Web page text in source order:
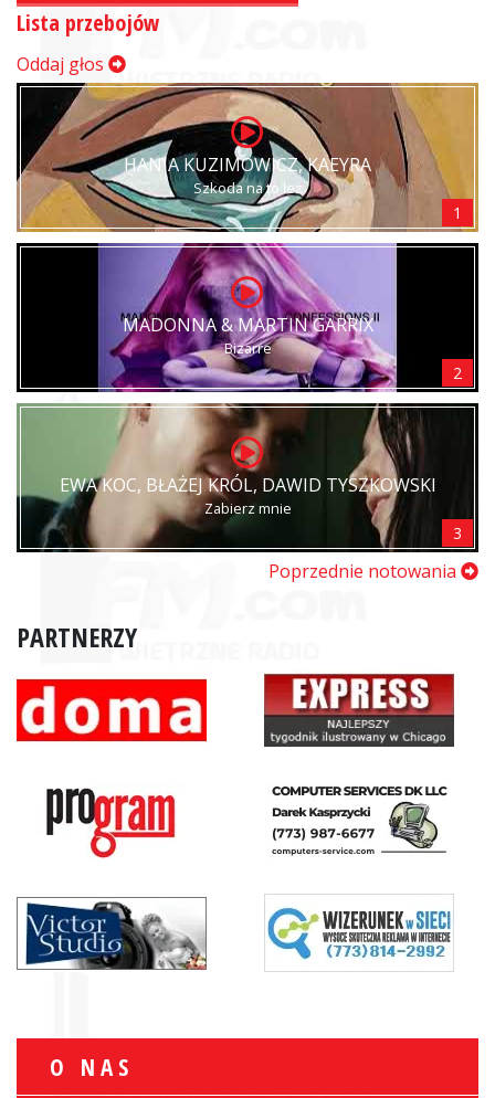
Lista przebojów
Oddaj głos
HANIA KUZIMOWICZ, KAEYRA
Szkoda na to łez
1
MADONNA & MARTIN GARRIX
Bizarre
2
EWA KOC, BŁAŻEJ KRÓL, DAWID TYSZKOWSKI
Zabierz mnie
3
Poprzednie notowania
PARTNERZY
O NAS